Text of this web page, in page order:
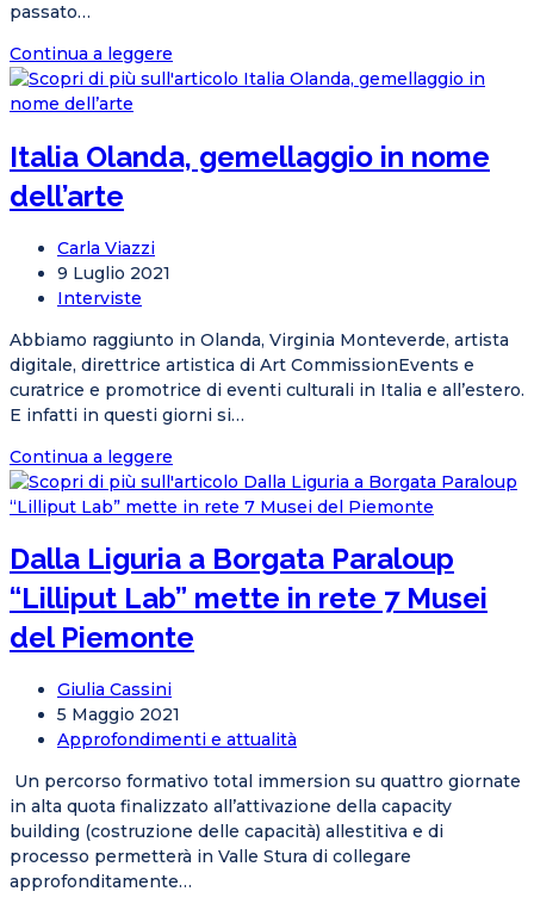
passato…
Continua a leggere
infinito
Fabio
de
Italia Olanda, gemellaggio in nome
dell’arte
Autore
dell'articolo:
Carla Viazzi
Articolo
pubblicato:
9 Luglio 2021
Categoria
Interviste
Abbiamo raggiunto in Olanda, Virginia Monteverde, artista
digitale, direttrice artistica di Art CommissionEvents e
curatrice e promotrice di eventi culturali in Italia e all’estero.
E infatti in questi giorni si…
Continua a leggere
Olanda,
gemellaggio
nome
dell’arte
Dalla Liguria a Borgata Paraloup
“Lilliput Lab” mette in rete 7 Musei
del Piemonte
Autore
dell'articolo:
Giulia Cassini
Articolo
pubblicato:
5 Maggio 2021
Categoria
Approfondimenti e attualità
Un percorso formativo total immersion su quattro giornate
in alta quota finalizzato all’attivazione della capacity
building (costruzione delle capacità) allestitiva e di
processo permetterà in Valle Stura di collegare
approfonditamente…